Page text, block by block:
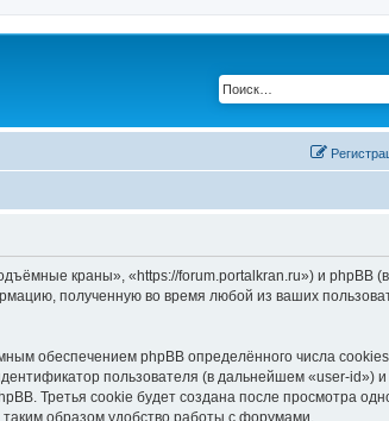
краны», «https://forum.portalkran.ru») и phpBB (в
полученную во время любой из ваших
обеспечением phpBB определённого числа cookies
пользователя (в дальнейшем «user-id») и
Третья cookie будет создана после просмотра
образом удобство работы с форумами.